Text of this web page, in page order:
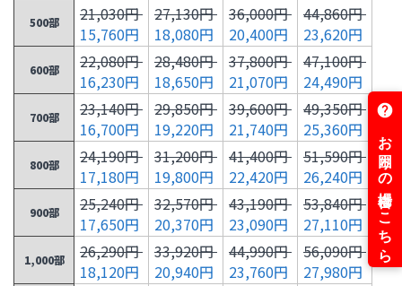
500部
21,030円
15,760円
27,130円
18,080円
36,000円
20,400円
44,860円
23,620円
600部
22,080円
16,230円
28,480円
18,650円
37,800円
21,070円
47,100円
24,490円
700部
23,140円
16,700円
29,850円
19,220円
39,600円
21,740円
49,350円
25,360円
800部
24,190円
17,180円
31,200円
19,800円
41,400円
22,420円
51,590円
26,240円
900部
25,240円
17,650円
32,570円
20,370円
43,190円
23,090円
53,840円
27,110円
1,000部
26,290円
18,120円
33,920円
20,940円
44,990円
23,760円
56,090円
27,980円